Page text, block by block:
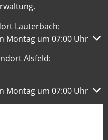
Lauterbach:
oder Schließzeiten
Montag um 07:00 Uhr
Alsfeld:
oder Schließzeiten
Montag um 07:00 Uhr